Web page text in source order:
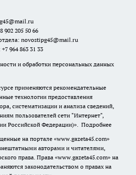
205 50 66
novostipg45@mail.ru
964 863 31 33
и обработки персональных данных
применяются рекомендательные
технологии предоставления
систематизации и анализа сведений,
пользователей сети "Интернет",
Российской Федерации)». Подробнее
на портале «www.gazeta45.com»
авторами и читателями,
права. Права «www.gazeta45.com» на
законодательством о правах на